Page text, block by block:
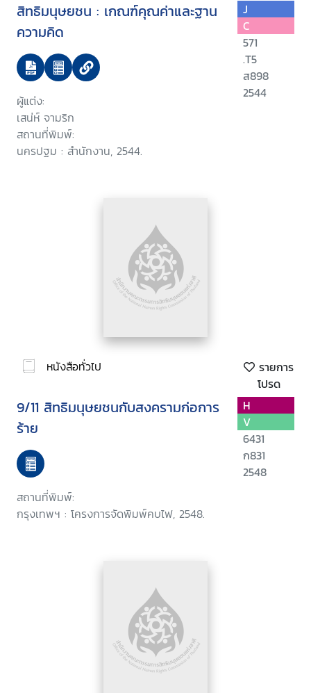
สิทธิมนุษยชน : เกณฑ์คุณค่าและฐาน
ความคิด
ผู้แต่ง:
เสน่ห์ จามริก
สถานที่พิมพ์:
นครปฐม : สำนักงาน, 2544.
J
C
571
.T5
ส898
2544
หนังสือทั่วไป
รายการ
โปรด
9/11 สิทธิมนุษยชนกับสงครามก่อการ
ร้าย
สถานที่พิมพ์:
กรุงเทพฯ : โครงการจัดพิมพ์คบไฟ, 2548.
H
V
6431
ก831
2548